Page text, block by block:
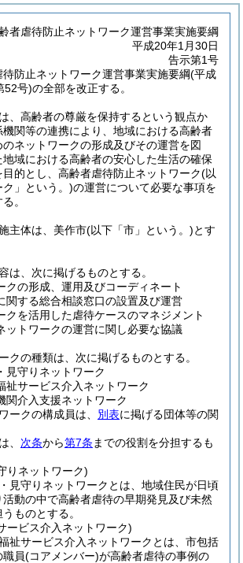
者虐待防止ネットワーク運営事業実施要綱
平成20年1月30日
告示第1号
待防止ネットワーク運営事業実施要綱(平成
号)の全部を改正する。
、高齢者の尊厳を保持するという観点か
機関等の連携により、地域における高齢者
のネットワークの形成及びその運営を図
地域における高齢者の安心した生活の確保
的とし、高齢者虐待防止ネットワーク(以
」という。)の運営について必要な事項を
。
主体は、美作市(以下「市」という。)とす
は、次に掲げるものとする。
クの形成、運用及びコーディネート
関する総合相談窓口の設置及び運営
クを活用した虐待ケースのマネジメント
ットワークの運営に関し必要な協議
クの種類は、次に掲げるものとする。
見守りネットワーク
祉サービス介入ネットワーク
関介入支援ネットワーク
ークの構成員は、 別表に掲げる団体等の関
、 次条から第7条 までの役割を分担するも
りネットワーク)
見守りネットワークとは、地域住民が日頃
動の中で高齢者虐待の早期発見及び未然
ものとする。
ービス介入ネットワーク)
祉サービス介入ネットワークとは、市包括
員(コアメンバー)が高齢者虐待の事例の